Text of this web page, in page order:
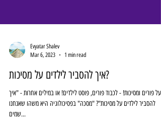
Mar 6, 2023
1 min read
איך להסביר לילדים על מסיכות?
על פורים ומסיכות! - לכבוד פורים, פוסט לילדים! או במילים אחרות - "איך